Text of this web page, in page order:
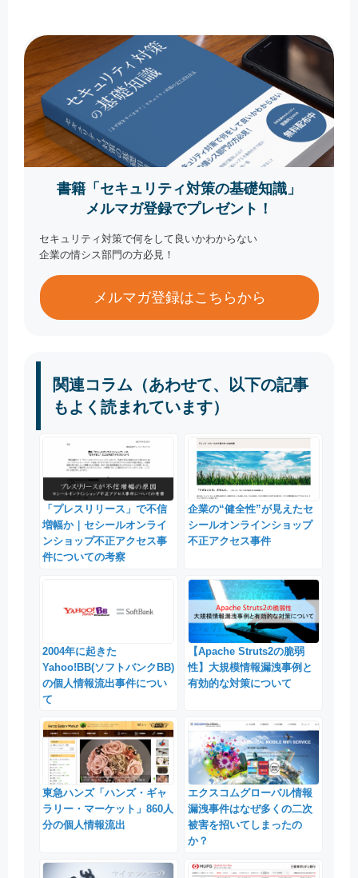
書籍「セキュリティ対策の基礎知識」
メルマガ登録でプレゼント！
セキュリティ対策で何をして良いかわからない
企業の情シス部門の方必見！
メルマガ登録はこちらから
関連コラム（あわせて、以下の記事
もよく読まれています）
「プレスリリース」で不信
増幅か｜セシールオンライ
ンショップ不正アクセス事
件についての考察
企業の“健全性”が見えたセ
シールオンラインショップ
不正アクセス事件
2004年に起きた
Yahoo!BB(ソフトバンクBB)
の個人情報流出事件につい
て
【Apache Struts2の脆弱
性】大規模情報漏洩事例と
有効的な対策について
東急ハンズ「ハンズ・ギャ
ラリー・マーケット」860人
分の個人情報流出
エクスコムグローバル情報
漏洩事件はなぜ多くの二次
被害を招いてしまったの
か？